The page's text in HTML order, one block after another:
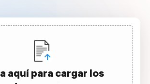
aquí para cargar los